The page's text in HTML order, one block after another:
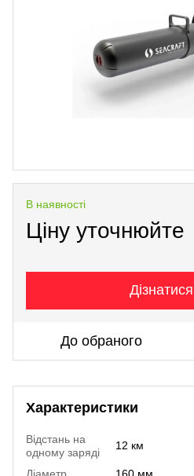
В наявності
Ціну уточнюйте
До обраного
Характеристики
Відстань на
одному заряді
12 км
Діаметр
160 мм